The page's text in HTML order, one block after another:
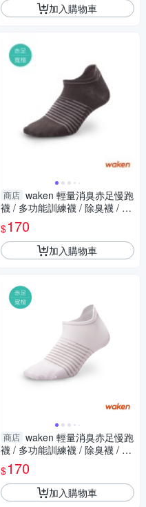
加入購物車
商店 waken 輕量消臭赤足慢跑
襪 / 多功能訓練襪 / 除臭襪 / 機
能襪 / 襪子 / 健走襪
$170
加入購物車
商店 waken 輕量消臭赤足慢跑
襪 / 多功能訓練襪 / 除臭襪 / 機
能襪 / 襪子 / 健走襪
$170
加入購物車